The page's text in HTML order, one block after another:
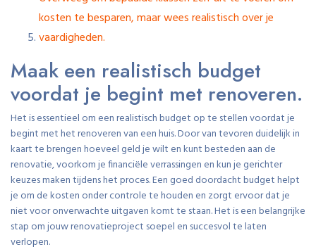
kosten te besparen, maar wees realistisch over je
vaardigheden.
Maak een realistisch budget
voordat je begint met renoveren.
Het is essentieel om een realistisch budget op te stellen voordat je
begint met het renoveren van een huis. Door van tevoren duidelijk in
kaart te brengen hoeveel geld je wilt en kunt besteden aan de
renovatie, voorkom je financiële verrassingen en kun je gerichter
keuzes maken tijdens het proces. Een goed doordacht budget helpt
je om de kosten onder controle te houden en zorgt ervoor dat je
niet voor onverwachte uitgaven komt te staan. Het is een belangrijke
stap om jouw renovatieproject soepel en succesvol te laten
verlopen.